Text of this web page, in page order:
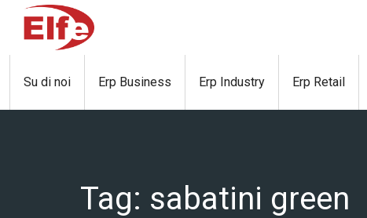
Su di noi Erp Business Erp Industry Erp Retail
Tag: sabatini green